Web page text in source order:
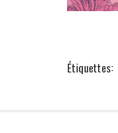
Étiquettes: